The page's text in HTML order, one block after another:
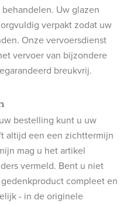
Uw glazen
verpakt zodat uw
Onze vervoersdienst
vervoer van bijzondere
breukvrij.
bestelling kunt u uw
altijd een een zichttermijn
mag u het artikel
vermeld. Bent u niet
compleet en
- in de originele